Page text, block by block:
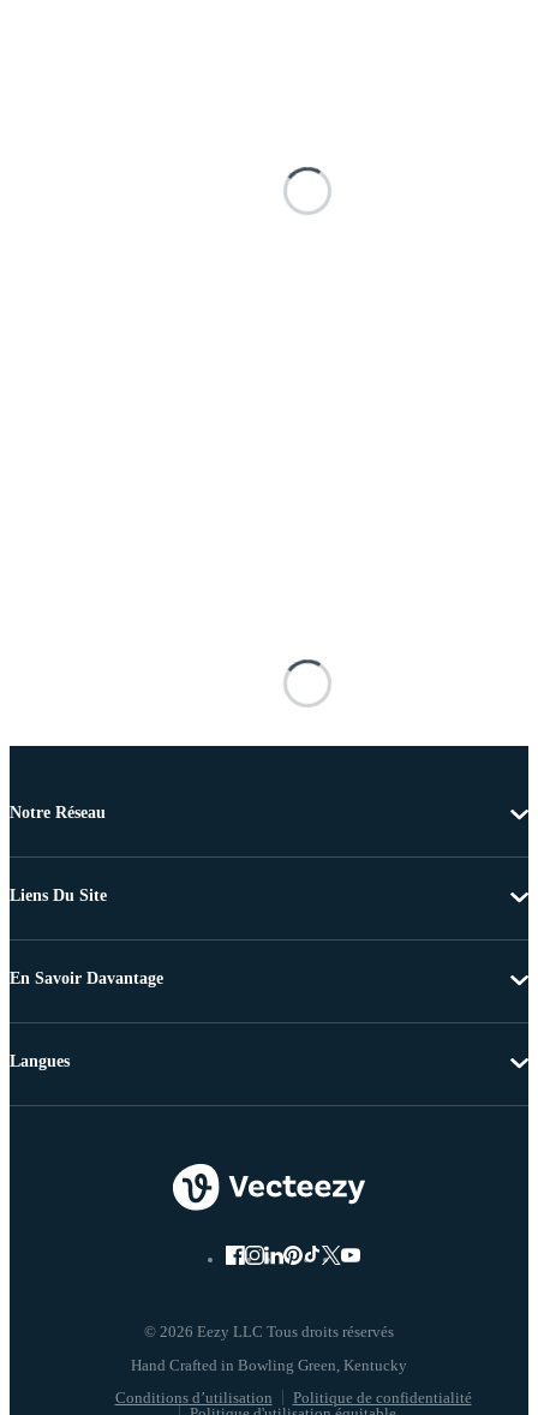
Notre Réseau
Liens Du Site
En Savoir Davantage
© 2026 Eezy LLC Tous droits réservés
Conditions d’utilisation
Politique de confidentialité
Langues